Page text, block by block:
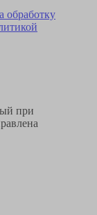
обработку
при